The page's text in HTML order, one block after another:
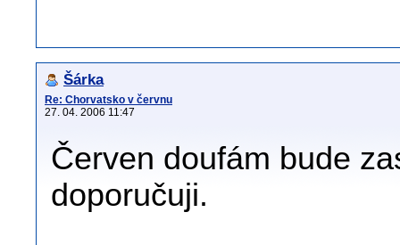
Šárka
Re: Chorvatsko v červnu
27. 04. 2006 11:47
Červen doufám bude
doporučuji.